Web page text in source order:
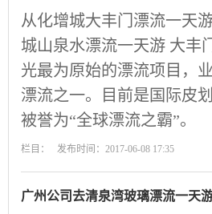
从化增城大丰门漂流一天
城山泉水漂流一天游 大丰
光最为原始的漂流项目，
漂流之一。目前是国际皮
被誉为“全球漂流之霸”。
栏目： 发布时间：2017-06-08 17:35
广州公司去清泉湾玻璃漂流一天